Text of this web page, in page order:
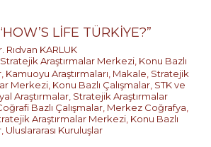
LİFE TÜRKİYE?”
Rıdvan KARLUK
Stratejik Araştırmalar Merkezi Konu Bazlı
Kamuoyu Araştırmaları Makale Stratejik
Merkezi Konu Bazlı Çalışmalar STK ve
Araştırmalar Stratejik Araştırmalar
Bazlı Çalışmalar Merkez Coğrafya
Araştırmalar Merkezi Konu Bazlı
Uluslararası Kuruluşlar